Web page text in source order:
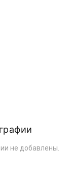
не добавлены.